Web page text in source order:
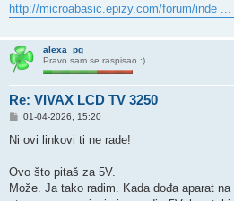
http://microabasic.epizy.com/forum/inde
alexa_pg
Pravo sam se raspisao :)
Re: VIVAX LCD TV 3250
P
s
01-04-2026, 15:20
Ni ovi linkovi ti ne rade!
Ovo što pitaš za 5V.
Može. Ja tako radim. Kada dođa aparat